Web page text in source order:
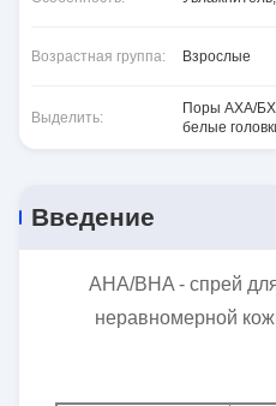
Возрастная группа: Взрослые
Выделить:
Поры АХА/
белые
Введение
AHA/BHA - спрей
неравномерной